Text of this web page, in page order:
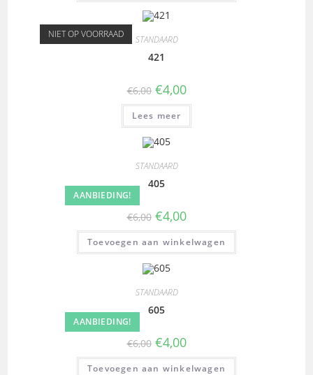
NIET OP VOORRAAD STANDAARD
421
€6,00 €4,00
Lees meer
AANBIEDING!
STANDAARD
405
€6,00 €4,00
Toevoegen aan winkelwagen
AANBIEDING!
STANDAARD
605
€6,00 €4,00
Toevoegen aan winkelwagen